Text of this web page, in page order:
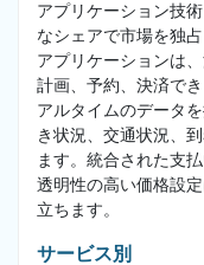
アプリケーション技
なシェアで市場を独
アプリケーションは
計画、予約、決済で
アルタイムのデータ
き状況、交通状況、
ます。統合された支
透明性の高い価格設
立ちます。
サービス別